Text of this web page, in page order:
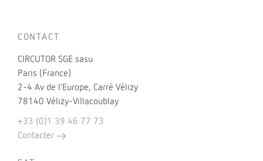
CONTACT
CIRCUTOR SGE sasu
Paris (France)
2-4 Av de l’Europe, Carré Vélizy
78140 Vélizy-Villacoublay
+33 (0)1 39 46 77 73
Contacter